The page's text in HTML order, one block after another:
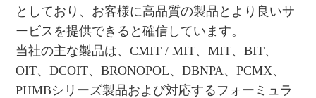
としており、お客様に高品質の製品とより良いサ
ービスを提供できると確信しています。
当社の主な製品は、CMIT / MIT、MIT、BIT、
OIT、DCOIT、BRONOPOL、DBNPA、PCMX、
PHMBシリーズ製品および対応するフォーミュラ